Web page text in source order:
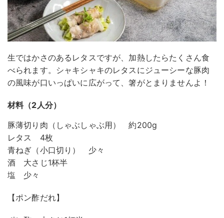
生ではかさのあるレタスですが、加熱したらたくさん食
べられます。シャキシャキのレタスにジューシーな豚肉
の風味が口いっぱいに広がって、箸がとまりませんよ！
材料（2人分）
豚薄切り肉（しゃぶしゃぶ用） 約200g
レタス 4枚
青ねぎ（小口切り） 少々
酒 大さじ1杯半
塩 少々
【ポン酢だれ】